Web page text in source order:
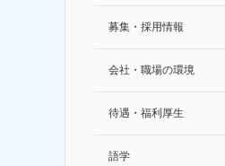
募集・採用情報
会社・職場の環境
待遇・福利厚生
語学